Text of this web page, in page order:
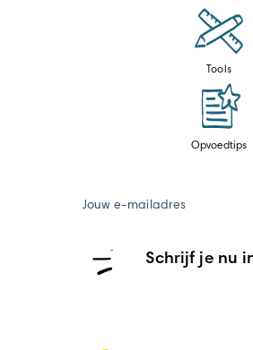
Tools
Opvoedtips
Jouw e-mailadres
Schrijf je nu